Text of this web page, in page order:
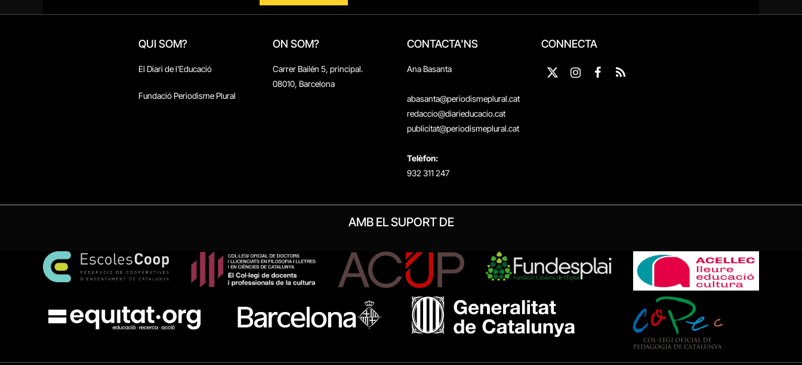
QUI SOM?
El Diari de l'Educació
Fundació Periodisme Plural
ON SOM?
Carrer Bailén 5, principal.
08010, Barcelona
CONTACTA'NS
Ana Basanta
abasanta@periodismeplural.cat
redaccio@diarieducacio.cat
publicitat@periodismeplural.cat
Telèfon:
932 311 247
CONNECTA
X
InstagramFacebook
RSS
AMB EL SUPORT DE